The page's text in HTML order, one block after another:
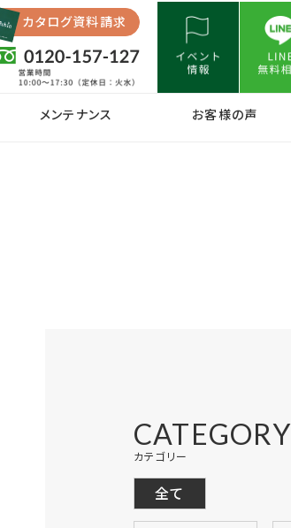
カタログ資料請求
メンテナンス お客様の声
CATEGORY
カテゴリー
全て